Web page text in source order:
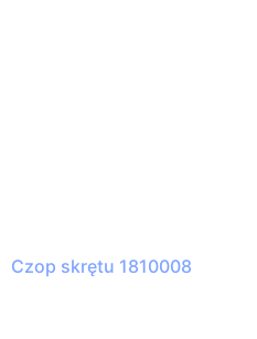
Czop skrętu 1810008